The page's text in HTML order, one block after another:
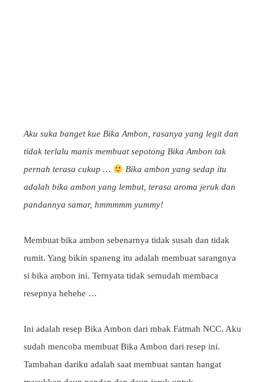
Aku suka banget kue Bika Ambon, rasanya yang legit dan
tidak terlalu manis membuat sepotong Bika Ambon tak
pernah terasa cukup …
Bika ambon yang sedap itu
adalah bika ambon yang lembut, terasa aroma jeruk dan
pandannya samar, hmmmmm yummy!
Membuat bika ambon sebenarnya tidak susah dan tidak
rumit. Yang bikin spaneng itu adalah membuat sarangnya
si bika ambon ini. Ternyata tidak semudah membaca
resepnya hehehe …
Ini adalah resep Bika Ambon dari mbak Fatmah NCC. Aku
sudah mencoba membuat Bika Ambon dari resep ini.
Tambahan dariku adalah saat membuat santan hangat